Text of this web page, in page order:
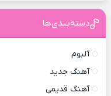
دسته‌بندی‌ها
آلبوم
آهنگ جدید
آهنگ قدیمی